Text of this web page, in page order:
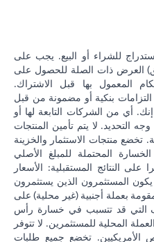
للشراء أو البيع. يجب على
العرض ذات الصلة للحصول على
المعمول بها قبل الاشتراك.
التزامات بنكية أو مضمونة من قبل
أي من الشركات التابعة لها أو
التحديد. لا يتم تأمين المنتجات
تخضع منتجات الاستثمار والخزينة
المحتملة للمبلغ الأصلي
النتائج المستقبلية: الأسعار
المستثمرون الذين يستثمرون
بعملة أجنبية (غير محلية) على
التي قد تتسبب في خسارة رأس
المحلية للمستثمرين. لا تتوفر
الأمريكيين. تخضع جميع طلبات